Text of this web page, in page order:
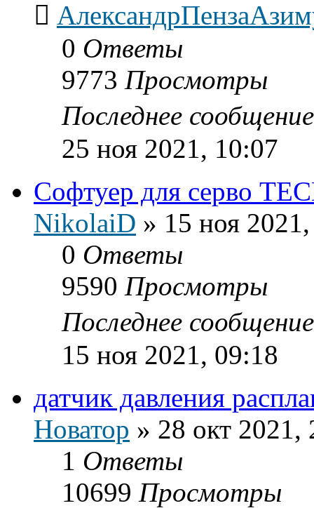
0 Ответы
9773 Просмотры
Последнее
25 ноя 2021, 10:07
Софтуер для серво
NikolaiD » 15 ноя
0 Ответы
9590 Просмотры
Последнее
15 ноя 2021, 09:18
датчик давления
Новатор » 28 окт 2021,
1 Ответы
10699 Просмотры